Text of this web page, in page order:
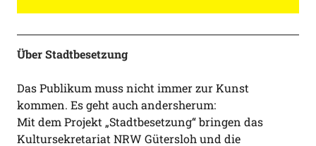
Über Stadtbesetzung
Das Publikum muss nicht immer zur Kunst
kommen. Es geht auch andersherum:
Mit dem Projekt „Stadtbesetzung“ bringen das
Kultursekretariat NRW Gütersloh und die